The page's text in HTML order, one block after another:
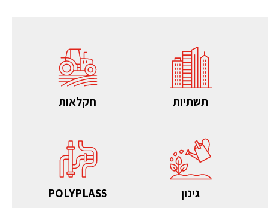
תשתיות חקלאות
גינון POLYPLASS